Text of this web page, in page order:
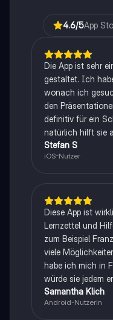
4.6/5App
Die App ist sehr
gestaltet. Ich
wonach ich
den
definitiv für ein
natürlich hilft sie
Stefan S
iOS-Nutzer
Diese App ist
Lernzettel und
zum Beispiel
viele
habe ich mich in
würde sie jedem
Samantha Klich
Android-Nutzerin